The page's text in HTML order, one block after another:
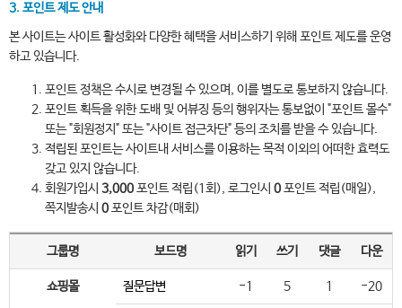
3. 포인트 제도 안내
본 사이트는 사이트 활성화와 다양한 혜택을 서비스하기 위해 포인트 제도를 운영
하고 있습니다.
포인트 정책은 수시로 변경될 수 있으며, 이를 별도로 통보하지 않습니다.
포인트 획득을 위한 도배 및 어뷰징 등의 행위자는 통보없이 "포인트 몰수"
또는 "회원정지" 또는 "사이트 접근차단" 등의 조치를 받을 수 있습니다.
적립된 포인트는 사이트내 서비스를 이용하는 목적 이외의 어떠한 효력도
갖고 있지 않습니다.
회원가입시 3,000포인트 적립(1회), 로그인시 0포인트 적립(매일),
쪽지발송시 0포인트 차감(매회)
그룹명 보드명 읽기 쓰기 댓글 다운
쇼핑몰 질문답변 -1 5 1 -20